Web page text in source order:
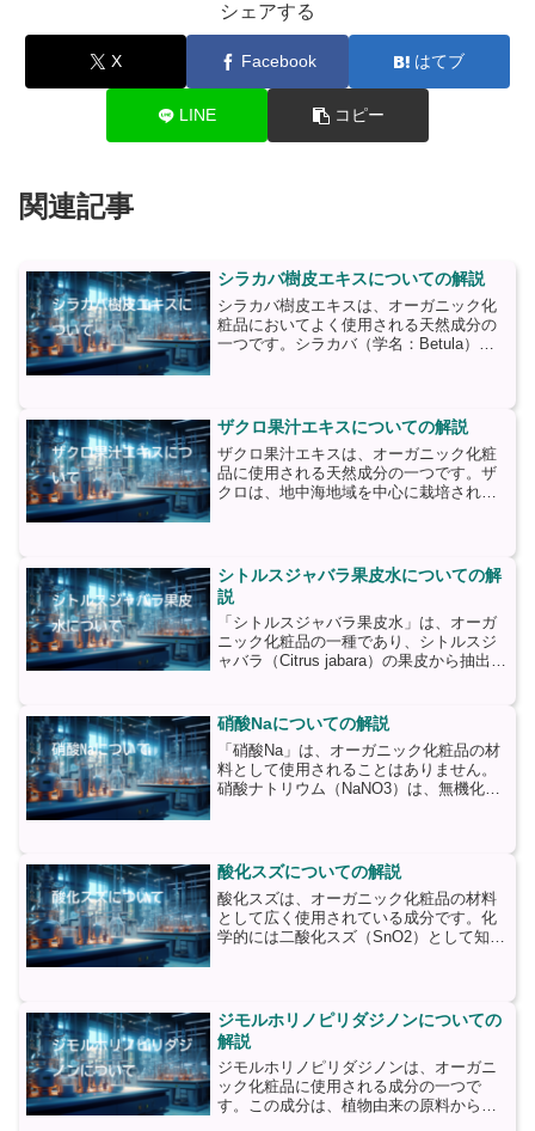
シェアする
X Facebook はてブ
LINE コピー
関連記事
シラカバ樹皮エキスについての解説
シラカバ樹皮エキスは、オーガニック化
粧品においてよく使用される天然成分の
一つです。シラカバ（学名：Betula）
エキスは、シラカバの...
ザクロ果汁エキスについての解説
ザクロ果汁エキスは、オーガニック化粧
品に使用される天然成分の一つです。ザ
クロは、地中海地域を中心に栽培されて
される液体です。抽出方法...
シトルスジャバラ果皮水についての解
説
「シトルスジャバラ果皮水」は、オーガ
ニック化粧品の一種であり、シトルスジ
ャバラ（Citrus jabara）の果皮から抽出さ
橘類の一種であり、その果皮には豊富な
栄養素と有...
硝酸Naについての解説
「硝酸Na」は、オーガニック化粧品の材
料として使用されることはありません。
硝酸ナトリウム（NaNO3）は、無機化合
的な添加物を避ける...
酸化スズについての解説
酸化スズは、オーガニック化粧品の材料
として広く使用されている成分です。化
学的には二酸化スズ（SnO2）として知ら
化粧品製品に使用され...
ジモルホリノピリダジノンについての
解説
ジモルホリノピリダジノンは、オーガニ
ック化粧品に使用される成分の一つで
す。この成分は、植物由来の原料から抽